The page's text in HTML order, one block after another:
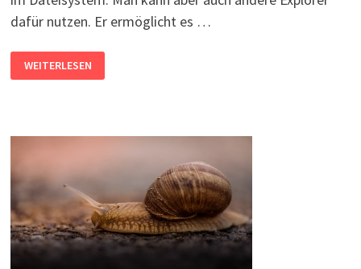
dafür nutzen. Er ermöglicht es …
WINDOWS
EXPLORER
REAGIERT
KEINE
WEITERLESEN